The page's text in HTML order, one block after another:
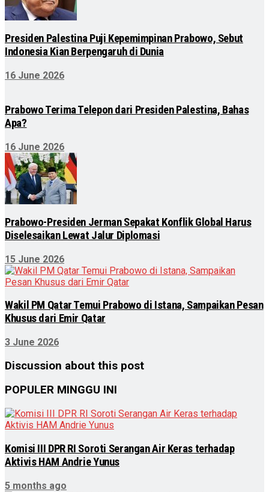
Presiden Palestina Puji Kepemimpinan Prabowo, Sebut
Indonesia Kian Berpengaruh di Dunia
16 June 2026
Prabowo Terima Telepon dari Presiden Palestina, Bahas
Apa?
16 June 2026
Prabowo-Presiden Jerman Sepakat Konflik Global Harus
Diselesaikan Lewat Jalur Diplomasi
15 June 2026
Wakil PM Qatar Temui Prabowo di Istana, Sampaikan Pesan
Khusus dari Emir Qatar
3 June 2026
Discussion about this post
POPULER MINGGU INI
Komisi III DPR RI Soroti Serangan Air Keras terhadap
Aktivis HAM Andrie Yunus
5 months ago